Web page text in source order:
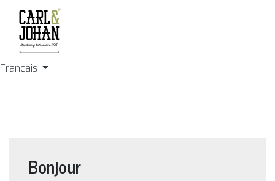
Français
Bonjour